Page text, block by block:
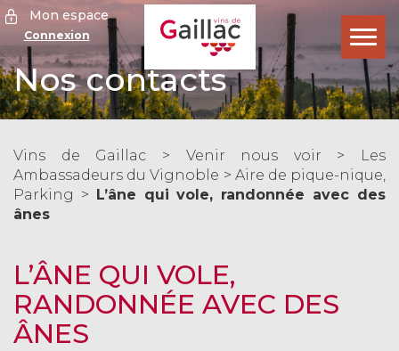
Mon espace
Connexion
le
Nos contacts
Vins de Gaillac > Venir nous voir >
Les
Ambassadeurs du Vignoble > Aire de pique-nique,
Parking > L’âne qui vole, randonnée avec des
ânes
L’ÂNE QUI VOLE,
RANDONNÉE AVEC DES
ÂNES